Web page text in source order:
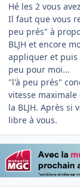
Hé les 2 vous
Il faut que vous
peu prés" à
BLJH et encore
appliquer et puis
peu pour moi...
"l'à peu prés"
vitesse
la BLJH. Après
libre à vous.